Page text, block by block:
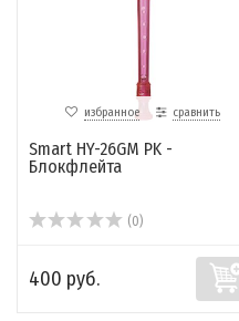
избранное сравнить
Smart HY-26GM PK -
Блокфлейта
(0)
400 руб.